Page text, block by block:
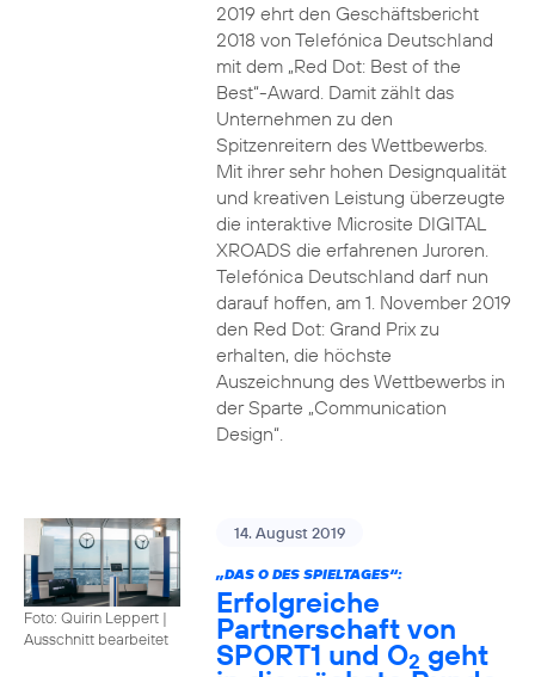
2019 ehrt den Geschäftsbericht
2018 von Telefónica Deutschland
mit dem „Red Dot: Best of the
Best“-Award. Damit zählt das
Unternehmen zu den
Spitzenreitern des Wettbewerbs.
Mit ihrer sehr hohen Designqualität
und kreativen Leistung überzeugte
die interaktive Microsite DIGITAL
XROADS die erfahrenen Juroren.
Telefónica Deutschland darf nun
darauf hoffen, am 1. November 2019
den Red Dot: Grand Prix zu
erhalten, die höchste
Auszeichnung des Wettbewerbs in
der Sparte „Communication
Design“.
Foto: Quirin Leppert |
Ausschnitt bearbeitet
14. August 2019
„DAS O DES SPIELTAGES“:
Erfolgreiche
Partnerschaft von
SPORT1 und O2 geht